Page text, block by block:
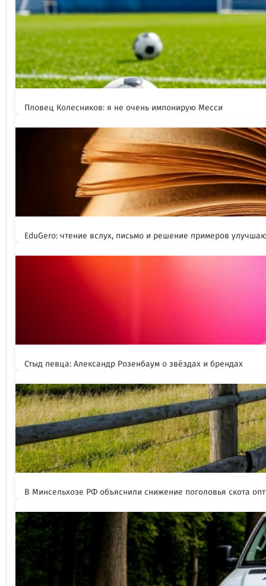
Пловец Колесников: я не очень импонирую Месси
EduGero: чтение вслух, письмо и решение примеров
Стыд певца: Александр Розенбаум о звёздах и брендах
В Минсельхозе РФ объяснили снижение поголовья скота